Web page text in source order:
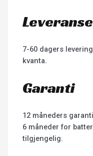
Leveranse
7-60 dagers
kvanta.
Garanti
12 måneders
6 måneder for
tilgjengelig.